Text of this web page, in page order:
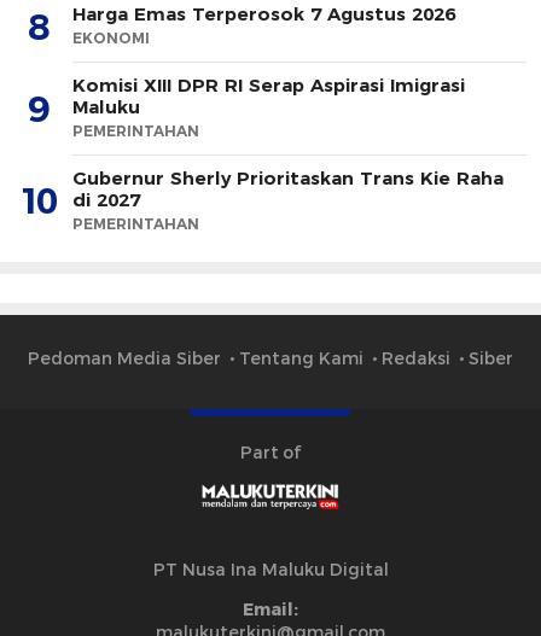
8 Harga Emas Terperosok 7 Agustus 2026
EKONOMI
9
Komisi XIII DPR RI Serap Aspirasi Imigrasi
Maluku
PEMERINTAHAN
10
Gubernur Sherly Prioritaskan Trans Kie Raha
di 2027
PEMERINTAHAN
Pedoman Media Siber Tentang Kami Redaksi Siber
Part of
PT Nusa Ina Maluku Digital
Email: